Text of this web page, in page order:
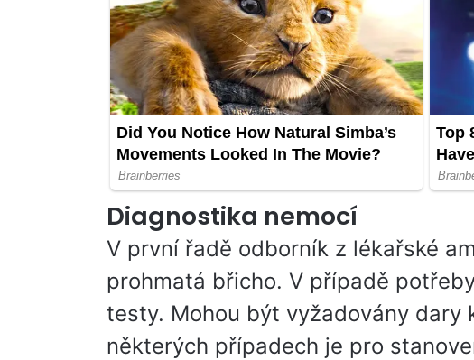
Diagnostika nemocí
V první řadě odborník z lékařské
prohmatá břicho. V případě
testy. Mohou být vyžadovány dary
některých případech je pro